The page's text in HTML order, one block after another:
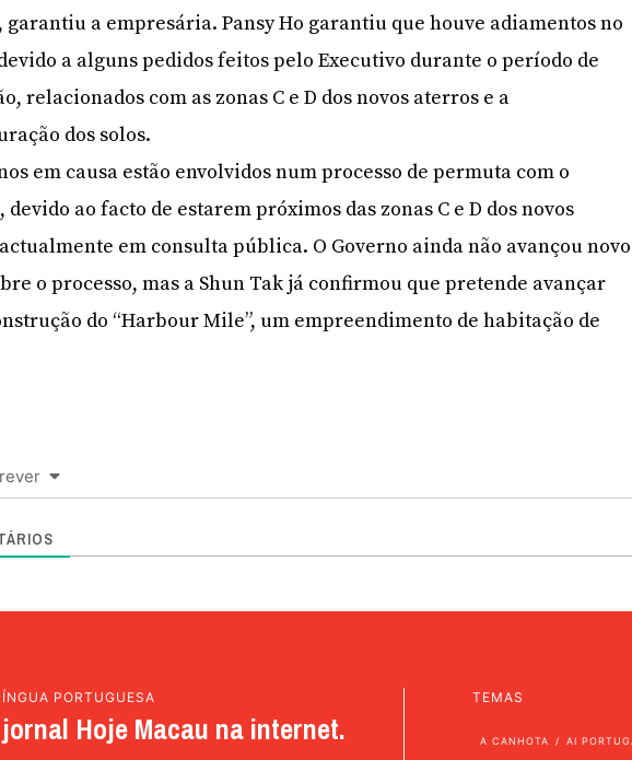
garantiu a empresária. Pansy Ho garantiu que houve adiamentos no
a alguns pedidos feitos pelo Executivo durante o período de
relacionados com as zonas C e D dos novos aterros e a
dos solos.
em causa estão envolvidos num processo de permuta com o
devido ao facto de estarem próximos das zonas C e D dos novos
em consulta pública. O Governo ainda não avançou
o processo, mas a Shun Tak já confirmou que pretende avançar
do “Harbour Mile”, um empreendimento de habitação de
PORTUGUESA
Hoje Macau na internet.
TEMAS
A CANHOTA AI